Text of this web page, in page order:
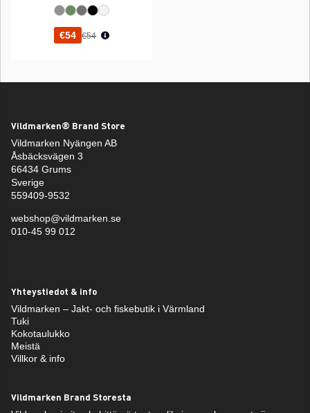
€54 Normaali hinta
€54
Vildmarken® Brand Store
Vildmarken Nyängen AB
Åsbäcksvägen 3
66434 Grums
Sverige
559409-9532
webshop@vildmarken.se
010-45 99 012
Yhteystiedot & info
Vildmarken – Jakt- och fiskebutik i Värmland
Tuki
Kokotaulukko
Meistä
Villkor & info
Vildmarken Brand Storesta